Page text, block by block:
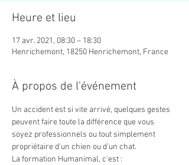
Heure et lieu
17 avr. 2021, 08:30 – 18:30
Henrichemont, 18250 Henrichemont, France
À propos de l'événement
Un accident est si vite arrivé, quelques gestes
peuvent faire toute la différence que vous
soyez professionnels ou tout simplement
propriétaire d'un chien ou d'un chat.
La formation Humanimal, c'est :